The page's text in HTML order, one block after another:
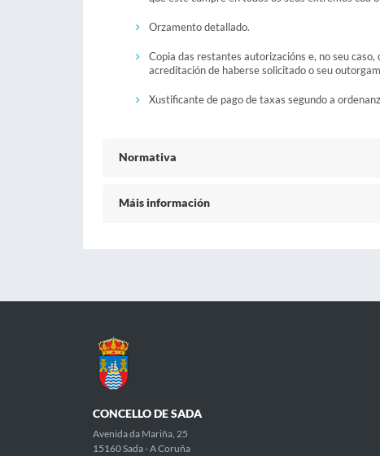
Orzamento detallado.
Copia das restantes autorizacións e, no seu
acreditación de haberse solicitado o seu
Xustificante de pago de taxas segundo a
Normativa
Máis información
CONCELLO DE SADA
Avenida da Mariña, 25
15160 Sada - A Coruña